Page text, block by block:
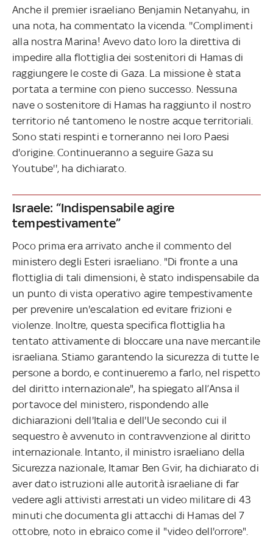
Anche il premier israeliano Benjamin Netanyahu, in
una nota, ha commentato la vicenda. ''Complimenti
alla nostra Marina! Avevo dato loro la direttiva di
impedire alla flottiglia dei sostenitori di Hamas di
raggiungere le coste di Gaza. La missione è stata
portata a termine con pieno successo. Nessuna
nave o sostenitore di Hamas ha raggiunto il nostro
territorio né tantomeno le nostre acque territoriali.
Sono stati respinti e torneranno nei loro Paesi
d'origine. Continueranno a seguire Gaza su
Youtube'', ha dichiarato.
Israele: “Indispensabile agire
tempestivamente”
Poco prima era arrivato anche il commento del
ministero degli Esteri israeliano. "Di fronte a una
flottiglia di tali dimensioni, è stato indispensabile da
un punto di vista operativo agire tempestivamente
per prevenire un'escalation ed evitare frizioni e
violenze. Inoltre, questa specifica flottiglia ha
tentato attivamente di bloccare una nave mercantile
israeliana. Stiamo garantendo la sicurezza di tutte le
persone a bordo, e continueremo a farlo, nel rispetto
del diritto internazionale", ha spiegato all’Ansa il
portavoce del ministero, rispondendo alle
dichiarazioni dell'Italia e dell'Ue secondo cui il
sequestro è avvenuto in contravvenzione al diritto
internazionale. Intanto, il ministro israeliano della
Sicurezza nazionale, Itamar Ben Gvir, ha dichiarato di
aver dato istruzioni alle autorità israeliane di far
vedere agli attivisti arrestati un video militare di 43
minuti che documenta gli attacchi di Hamas del 7
ottobre, noto in ebraico come il "video dell'orrore".